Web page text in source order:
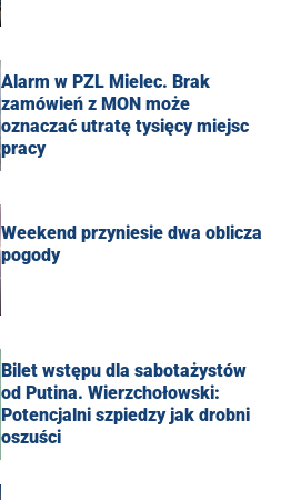
Alarm w PZL Mielec. Brak
zamówień z MON może
oznaczać utratę tysięcy miejsc
pracy
Weekend przyniesie dwa oblicza
pogody
Bilet wstępu dla sabotażystów
od Putina. Wierzchołowski:
Potencjalni szpiedzy jak drobni
oszuści